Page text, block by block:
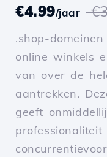
€4.99/jaar
.shop-
online winkels
van over de
aantrekken.
geeft